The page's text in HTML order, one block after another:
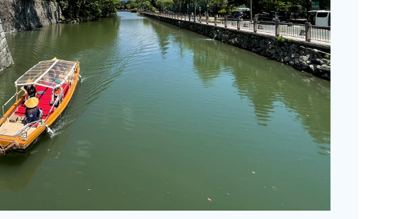
ビ
安心ガイド 放送番組審議会議事録 情報セキュリティ基本方針
シー 広告掲載のご案内